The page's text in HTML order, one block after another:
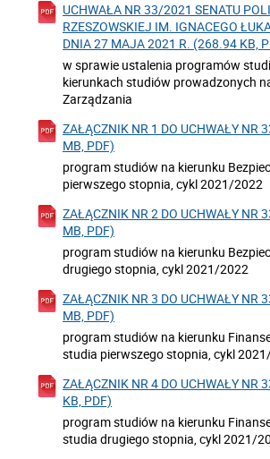
UCHWAŁA NR 33/2021 SENATU
RZESZOWSKIEJ IM. IGNACEGO
DNIA 27 MAJA 2021 R. (268.94 KB,
w sprawie ustalenia programów
kierunkach studiów prowadzonych
Zarządzania
ZAŁĄCZNIK NR 1 DO UCHWAŁY NR
MB, PDF)
program studiów na kierunku
pierwszego stopnia, cykl 2021/2022
ZAŁĄCZNIK NR 2 DO UCHWAŁY NR
MB, PDF)
program studiów na kierunku
drugiego stopnia, cykl 2021/2022
ZAŁĄCZNIK NR 3 DO UCHWAŁY NR
MB, PDF)
program studiów na kierunku
studia pierwszego stopnia, cykl
ZAŁĄCZNIK NR 4 DO UCHWAŁY NR
KB, PDF)
program studiów na kierunku
studia drugiego stopnia, cykl 2021/